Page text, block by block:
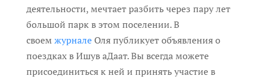
деятельности, мечтает разбить через пару лет
большой парк в этом поселении. В
своем журналеОля публикует объявления о
поездках в Ишув аДаат. Вы всегда можете
присоединиться к ней и принять участие в